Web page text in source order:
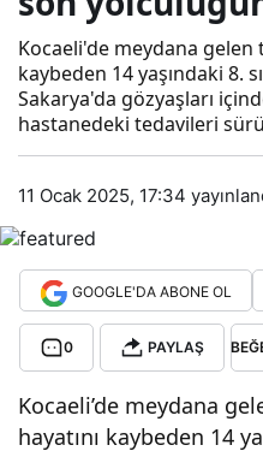
Kocaeli'de meydana gelen
kaybeden 14 yaşındaki 8.
Sakarya'da gözyaşları
hastanedeki tedavileri
11 Ocak 2025, 17:34
GOOGLE'DA ABONE OL
0 PAYLAŞ
Kocaeli’de meydana
hayatını kaybeden 14
ik
kaz
asın
da
hay
atını
Küçük 100%
Varsayılana
dön